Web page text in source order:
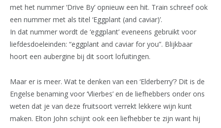
met het nummer ‘Drive By’ opnieuw een hit. Train schreef ook
een nummer met als titel ‘Eggplant (and caviar)’.
In dat nummer wordt de ‘eggplant’ eveneens gebruikt voor
liefdesdoeleinden: “eggplant and caviar for you”. Blijkbaar
hoort een aubergine bij dit soort lofuitingen.
Maar er is meer. Wat te denken van een ‘Elderberry’? Dit is de
Engelse benaming voor ‘Vlierbes’ en de liefhebbers onder ons
weten dat je van deze fruitsoort verrekt lekkere wijn kunt
maken. Elton John schijnt ook een liefhebber te zijn want hij